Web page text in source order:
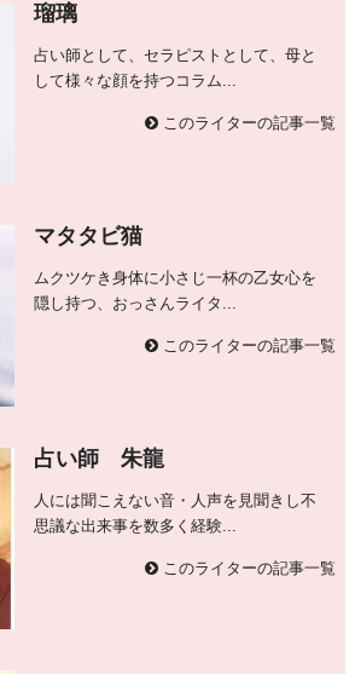
瑠璃
占い師として、セラピストとして、母と
して様々な顔を持つコラム...
このライターの記事一覧
マタタビ猫
ムクツケき身体に小さじ一杯の乙女心を
隠し持つ、おっさんライタ...
このライターの記事一覧
占い師 朱龍
人には聞こえない音・人声を見聞きし不
思議な出来事を数多く経験...
このライターの記事一覧